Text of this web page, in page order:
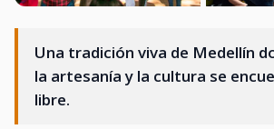
Una tradición viva de Medellín
la artesanía y la cultura se
libre.